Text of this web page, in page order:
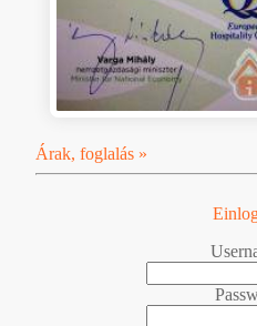
Árak, foglalás »